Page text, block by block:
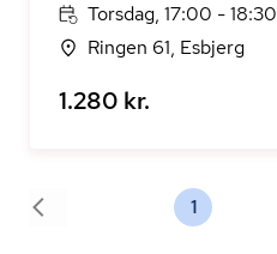
Torsdag, 17:00 - 18:30
Ringen 61, Esbjerg
1.280 kr.
1